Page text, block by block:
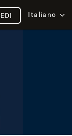
Italiano